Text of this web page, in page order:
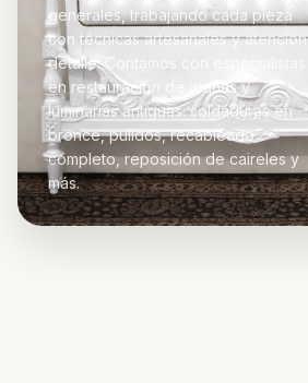
generales, trabajando cada pieza
con técnicas artesanales y
detalle. Contamos con especialistas
en restauración de arañas y
luminarias antiguas: soldaduras en
bronce, pulidos, recableado
completo, reposición de caireles y
más.